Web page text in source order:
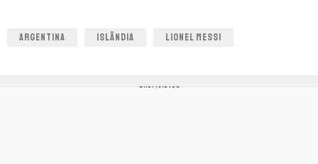
ARGENTINA ISLÂNDIA LIONEL MESSI
PUBLICIDADE